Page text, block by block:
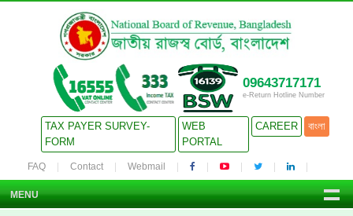
09643717171
e-Return Hotline Number
TAX PAYER SURVEY-
FORM
WEB
PORTAL
CAREER বাংলা
FAQ Contact Webmail
MENU